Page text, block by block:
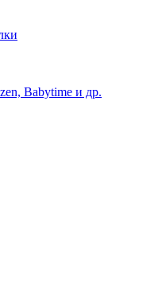
Babytime и др.